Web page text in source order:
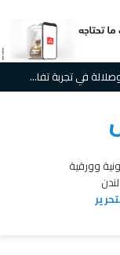
بنك مسقط يعزّز التواصل بين الزوّار في مسقط وصلالة في تجربة تفاعلية مبتكرة ويواصل تقديم عروض حصريّة خلال موسم الخريف
وورقية